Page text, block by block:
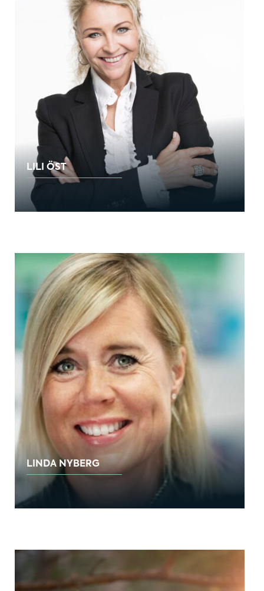
LILI ÖST
LINDA NYBERG